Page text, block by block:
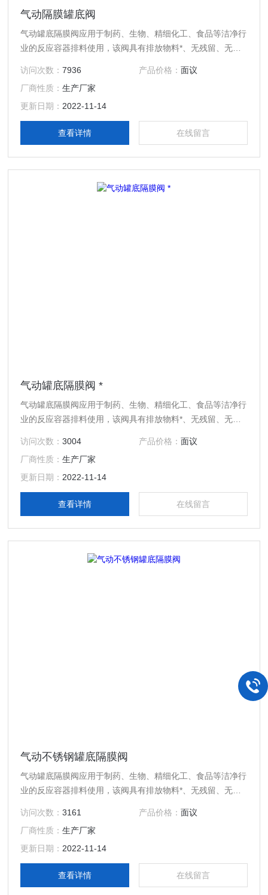
气动隔膜罐底阀
气动罐底隔膜阀应用于制药、生物、精细化工、食品等洁净行
业的反应容器排料使用，该阀具有排放物料*、无残留、无泄
访问次数：7936 产品价格： 面议
厂商性质：生产厂家
更新日期： 2022-11-14
查看详情 在线留言
气动罐底隔膜阀 *
气动罐底隔膜阀应用于制药、生物、精细化工、食品等洁净行
业的反应容器排料使用，该阀具有排放物料*、无残留、无泄
访问次数：3004 产品价格： 面议
厂商性质：生产厂家
更新日期： 2022-11-14
查看详情 在线留言
气动不锈钢罐底隔膜阀
气动罐底隔膜阀应用于制药、生物、精细化工、食品等洁净行
业的反应容器排料使用，该阀具有排放物料*、无残留、无泄
访问次数：3161 产品价格： 面议
厂商性质：生产厂家
更新日期： 2022-11-14
查看详情 在线留言